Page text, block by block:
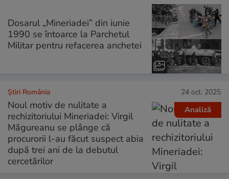
Dosarul „Mineriadei” din iunie
1990 se întoarce la Parchetul
Militar pentru refacerea anchetei
Analiză
Știri România 24 oct. 2025
Noul motiv de nulitate a
rechizitoriului Mineriadei: Virgil
Măgureanu se plânge că
procurorii l-au făcut suspect abia
după trei ani de la debutul
cercetărilor